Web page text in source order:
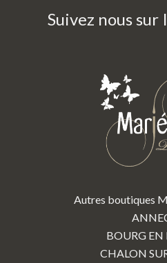
Suivez nous sur
Autres boutiques
BOURG EN
CHALON